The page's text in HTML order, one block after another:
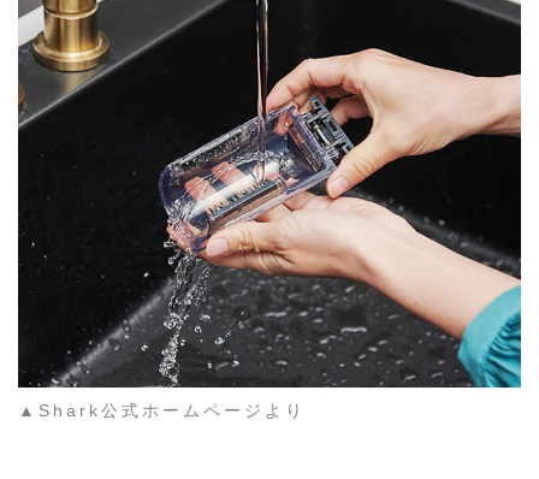
▲Shark公式ホームページより